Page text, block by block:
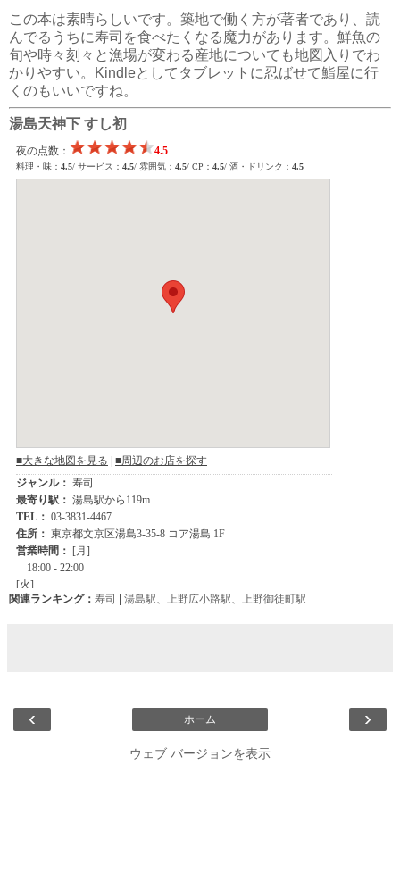
この本は素晴らしいです。築地で働く方が著者であり、読
んでるうちに寿司を食べたくなる魔力があります。鮮魚の
旬や時々刻々と漁場が変わる産地についても地図入りでわ
かりやすい。Kindleとしてタブレットに忍ばせて鮨屋に行
くのもいいですね。
湯島天神下 すし初
関連ランキング： 寿司 湯島駅、 上野広小路駅、 上野御徒町駅
‹ ›
ホーム
ウェブ バージョンを表示